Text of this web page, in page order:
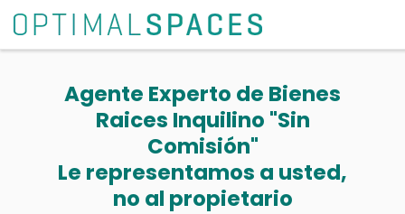
Agente Experto de Bienes
Raices Inquilino "Sin
Comisión"
Le representamos a usted,
no al propietario